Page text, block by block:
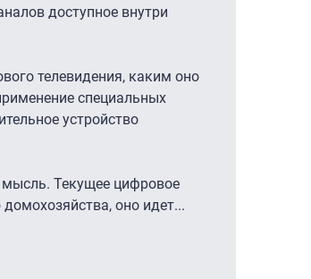
доступное внутри
телевидения, каким оно
специальных
устройство
мысль. Текущее цифровое
оно идет...